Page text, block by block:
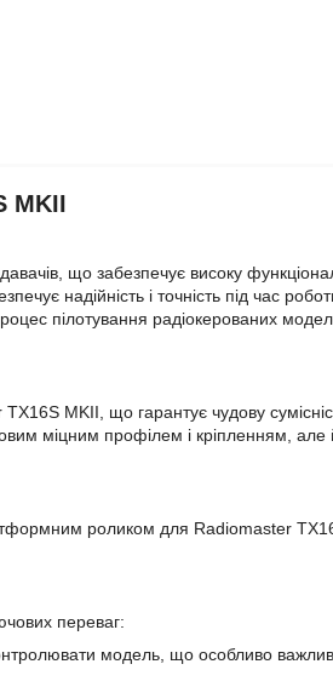
MKII
що забезпечує високу
надійність і точність під час
пілотування радіокерованих
MKII, що гарантує чудову
міцним профілем і кріпленням, але
роликом для Radiomaster
переваг:
модель, що особливо